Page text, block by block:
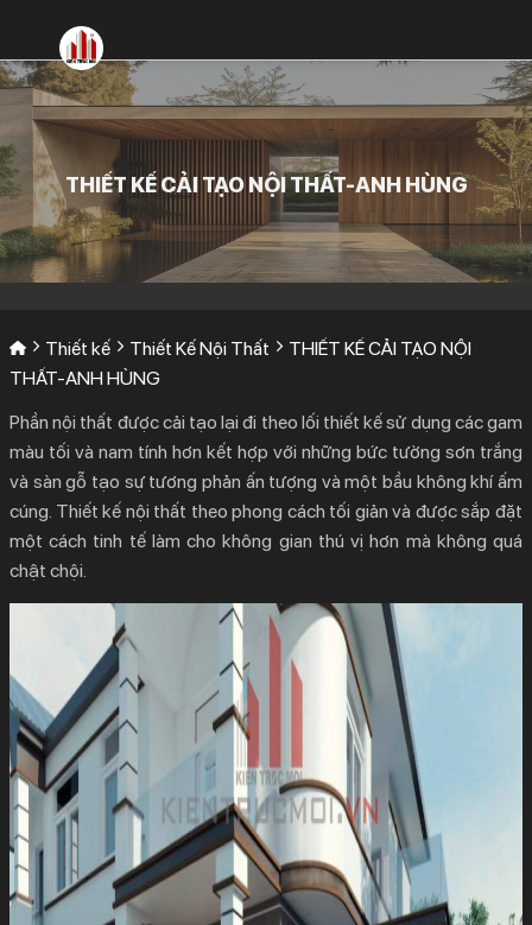
nội
dung
THIẾT KẾ CẢI TẠO NỘI THẤT-ANH HÙNG
Thiết kế Thiết Kế Nội Thất
THIẾT KẾ CẢI TẠO NỘI
THẤT-ANH HÙNG
Phần nội thất được cải tạo lại đi theo lối thiết kế sử dụng các gam
màu tối và nam tính hơn kết hợp với những bức tường sơn trắng
và sàn gỗ tạo sự tương phản ấn tượng và một bầu không khí ấm
cúng. Thiết kế nội thất theo phong cách tối giản và được sắp đặt
một cách tinh tế làm cho không gian thú vị hơn mà không quá
chật chội.